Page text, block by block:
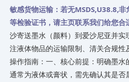
敏感货物运输：若无MSDS,U38.8,
等检验证书，请主页联系我们给您合
沙寄送墨水（颜料）到爱沙尼亚并实
注液体物品的运输限制、清关合规性
操作指南： ​一、核心前提：明确墨水
通常为液体或膏状，需先确认其是